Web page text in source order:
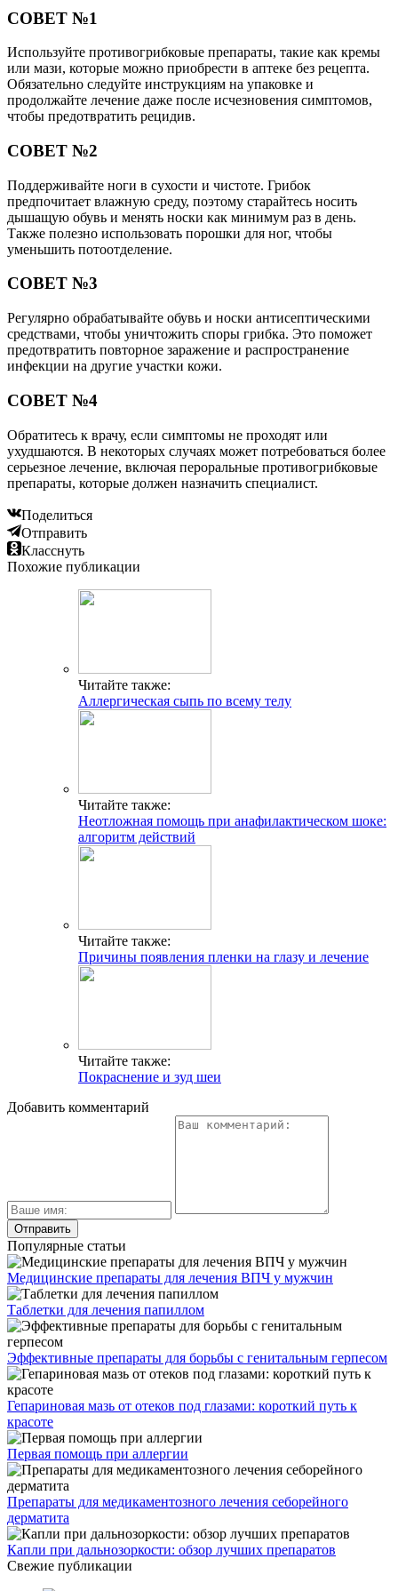
СОВЕТ №1
Используйте противогрибковые препараты, такие как кремы
или мази, которые можно приобрести в аптеке без рецепта.
Обязательно следуйте инструкциям на упаковке и
продолжайте лечение даже после исчезновения симптомов,
чтобы предотвратить рецидив.
СОВЕТ №2
Поддерживайте ноги в сухости и чистоте. Грибок
предпочитает влажную среду, поэтому старайтесь носить
дышащую обувь и менять носки как минимум раз в день.
Также полезно использовать порошки для ног, чтобы
уменьшить потоотделение.
СОВЕТ №3
Регулярно обрабатывайте обувь и носки антисептическими
средствами, чтобы уничтожить споры грибка. Это поможет
предотвратить повторное заражение и распространение
инфекции на другие участки кожи.
СОВЕТ №4
Обратитесь к врачу, если симптомы не проходят или
ухудшаются. В некоторых случаях может потребоваться более
серьезное лечение, включая пероральные противогрибковые
препараты, которые должен назначить специалист.
Поделиться
Отправить
Класснуть
Похожие публикации
Читайте также:
Аллергическая сыпь по всему телу
Читайте также:
Неотложная помощь при анафилактическом шоке:
алгоритм действий
Читайте также:
Причины появления пленки на глазу и лечение
Читайте также:
Покраснение и зуд шеи
Добавить комментарий
Популярные статьи
Медицинские препараты для лечения ВПЧ у мужчин
Таблетки для лечения папиллом
Эффективные препараты для борьбы с генитальным герпесом
Гепариновая мазь от отеков под глазами: короткий путь к
красоте
Первая помощь при аллергии
Препараты для медикаментозного лечения себорейного
дерматита
Капли при дальнозоркости: обзор лучших препаратов
Свежие публикации